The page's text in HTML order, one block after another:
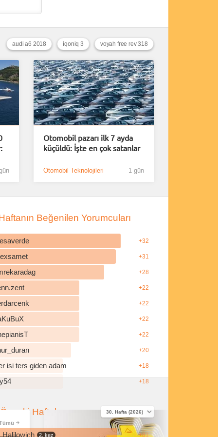
voyah free rev 318
iqoniq 3
audi a6 2018
Otomobil pazarı ilk 7 ayda
küçüldü: İşte en çok satanlar
Otomobil Teknolojileri 1 gün
Beğenilen Yorumcuları
+32
+31
+28
+22
+22
+22
+22
+20
isi ters giden adam +18
+18
Haftalar
Halilowich 2. kez +81